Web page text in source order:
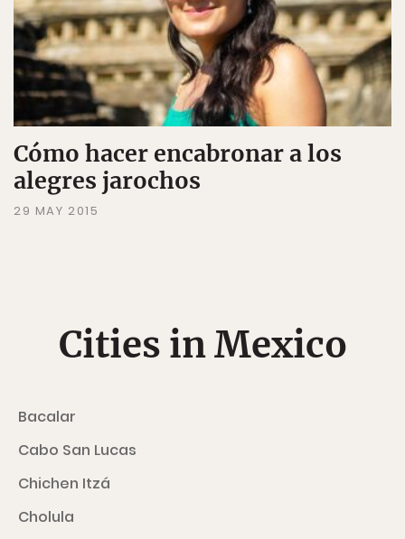
Cómo hacer encabronar a los
alegres jarochos
29 MAY 2015
Cities in Mexico
Bacalar
Cabo San Lucas
Chichen Itzá
Cholula